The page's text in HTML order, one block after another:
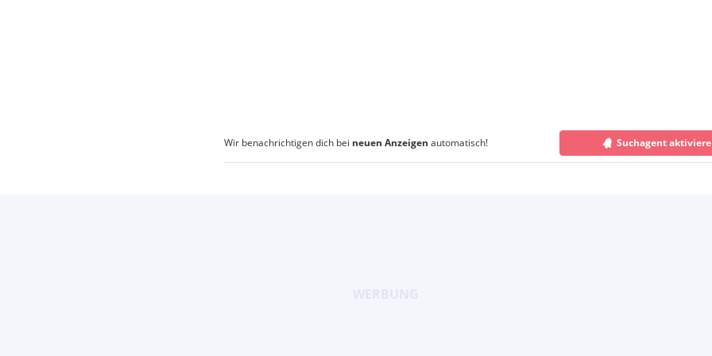
Wir benachrichtigen dich bei neuen Anzeigen automatisch! Suchagent